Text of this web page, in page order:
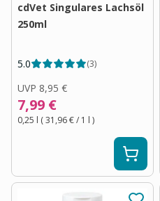
cdVet Singulares Lachsöl
250ml
5.0 (3)
UVP 8,95 €
7,99 €
0,25 l (31,96 €/ 1 l )